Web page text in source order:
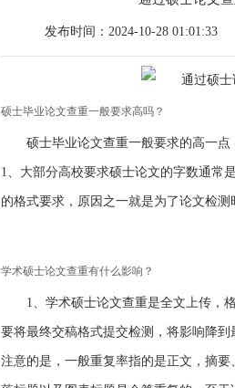
发布时间：2024-10-28 01:01:33
硕士毕业论文查重一般要求高吗？
硕士毕业论文查重一般要求的高一点
1、大部分高校要求硕士论文的字数通常
的格式要求，原因之一就是为了论文检测
学术硕士论文查重有什么影响？
1、学术硕士论文查重是全文上传，
要将最终交稿格式提交检测，将影响降
注意的是，一般重复率指的是正文，摘